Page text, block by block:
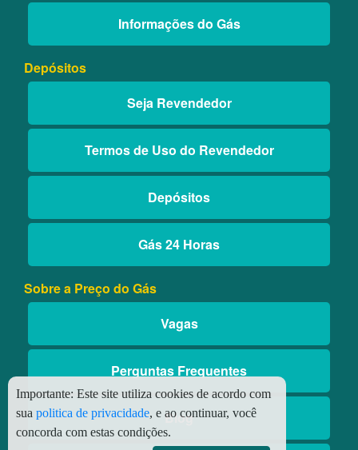
Informações do Gás
Depósitos
Seja Revendedor
Termos de Uso do Revendedor
Depósitos
Gás 24 Horas
Sobre a Preço do Gás
Vagas
Perguntas Frequentes
Blog
Importante: Este site utiliza cookies de acordo com
sua politica de privacidade, e ao continuar, você
concorda com estas condições.